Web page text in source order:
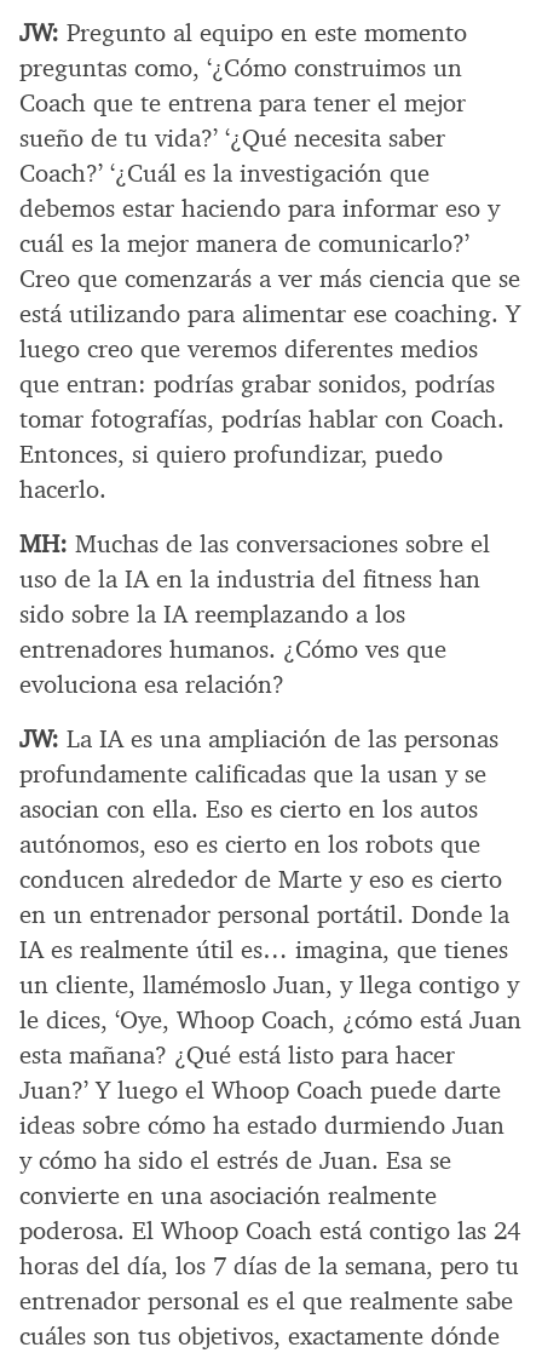
JW: Pregunto al equipo en este momento
preguntas como, ‘¿Cómo construimos un
Coach que te entrena para tener el mejor
sueño de tu vida?’ ‘¿Qué necesita saber
Coach?’ ‘¿Cuál es la investigación que
debemos estar haciendo para informar eso y
cuál es la mejor manera de comunicarlo?’
Creo que comenzarás a ver más ciencia que se
está utilizando para alimentar ese coaching. Y
luego creo que veremos diferentes medios
que entran: podrías grabar sonidos, podrías
tomar fotografías, podrías hablar con Coach.
Entonces, si quiero profundizar, puedo
hacerlo.
MH: Muchas de las conversaciones sobre el
uso de la IA en la industria del fitness han
sido sobre la IA reemplazando a los
entrenadores humanos. ¿Cómo ves que
evoluciona esa relación?
JW: La IA es una ampliación de las personas
profundamente calificadas que la usan y se
asocian con ella. Eso es cierto en los autos
autónomos, eso es cierto en los robots que
conducen alrededor de Marte y eso es cierto
en un entrenador personal portátil. Donde la
IA es realmente útil es… imagina, que tienes
un cliente, llamémoslo Juan, y llega contigo y
le dices, ‘Oye, Whoop Coach, ¿cómo está Juan
esta mañana? ¿Qué está listo para hacer
Juan?’ Y luego el Whoop Coach puede darte
ideas sobre cómo ha estado durmiendo Juan
y cómo ha sido el estrés de Juan. Esa se
convierte en una asociación realmente
poderosa. El Whoop Coach está contigo las 24
horas del día, los 7 días de la semana, pero tu
entrenador personal es el que realmente sabe
cuáles son tus objetivos, exactamente dónde